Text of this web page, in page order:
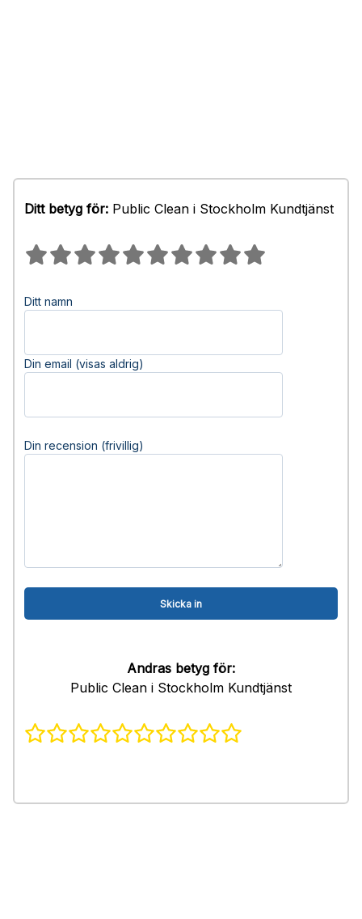
Ditt betyg för: Public Clean i Stockholm Kundtjänst
Ditt namn
Din email (visas aldrig)
Din recension (frivillig)
Andras betyg för:
Public Clean i Stockholm Kundtjänst